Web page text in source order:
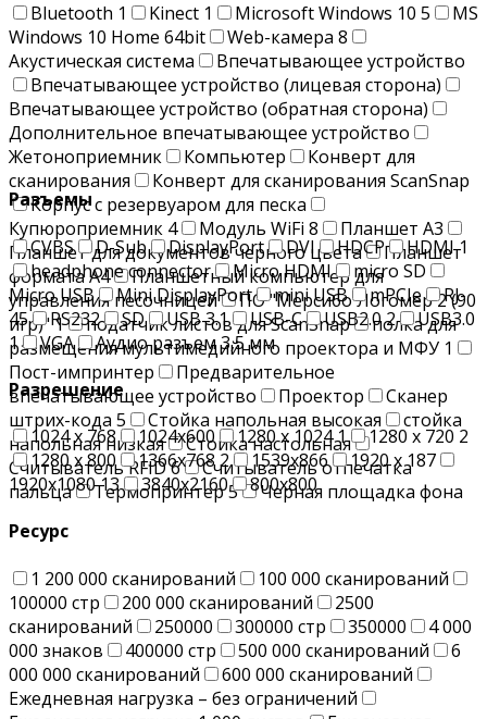
Bluetooth 1 Kinect 1 Microsoft Windows 10 5
MS
Windows 10 Home 64bit
Web-камера 8
Акустическая система
Впечатывающее устройство
Впечатывающее устройство (лицевая сторона)
Впечатывающее устройство (обратная сторона)
Дополнительное впечатывающее устройство
Жетоноприемник
Компьютер
Конверт для
сканирования
Конверт для сканирования ScanSnap
Корпус с резервуаром для песка
Купюроприемник 4 Модуль WiFi 8
Планшет A3
Планшет для документов черного цвета
Планшет
формата А4
Планшетный компьютер для
управления песочницей
ПО "Мерсибо Логомер 2 (90
игр)"1 податчик листов для ScanSnap
полка для
размещения мультимедийного проектора и МФУ 1
Пост-импринтер
Предварительное
впечатывающее устройство
Проектор
Сканер
штрих-кода 5 Стойка напольная высокая
стойка
напольная низкая
Стойка настольная
Считыватель RFID6
Считыватель отпечатка
пальца
Термопринтер5 Черная площадка фона
Разъемы
CVBS
D-Sub DisplayPort DVI HDCP HDMI1
headphone connector
Micro HDMI
micro SD
Micro USB
Mini DisplayPort mini USB mPCIe
RJ-
45
RS232 SD USB 3.1 USB-C USB2.02
USB3.0
1
VGA
Аудио разъем 3,5 мм
Разрешение
1024 х 768
1024x600 1280 x 10241 1280 х 720 2
1280 х 800
1366x7682 1539x866
1920 x 187
1920x108013 3840x2160
800x800
Ресурс
1 200 000 сканирований
100 000 сканирований
100000 стр
200 000 сканирований
2500
сканирований
250000 300000 стр 350000
4 000
000 знаков
400000 стр 500 000 сканирований
6
000 000 сканирований
600 000 сканирований
Ежедневная нагрузка – без ограничений